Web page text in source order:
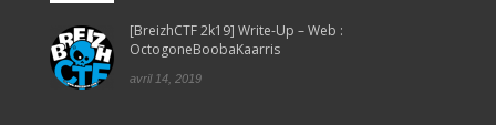
[BreizhCTF 2k19] Write-Up – Web :
OctogoneBoobaKaarris
avril 14, 2019